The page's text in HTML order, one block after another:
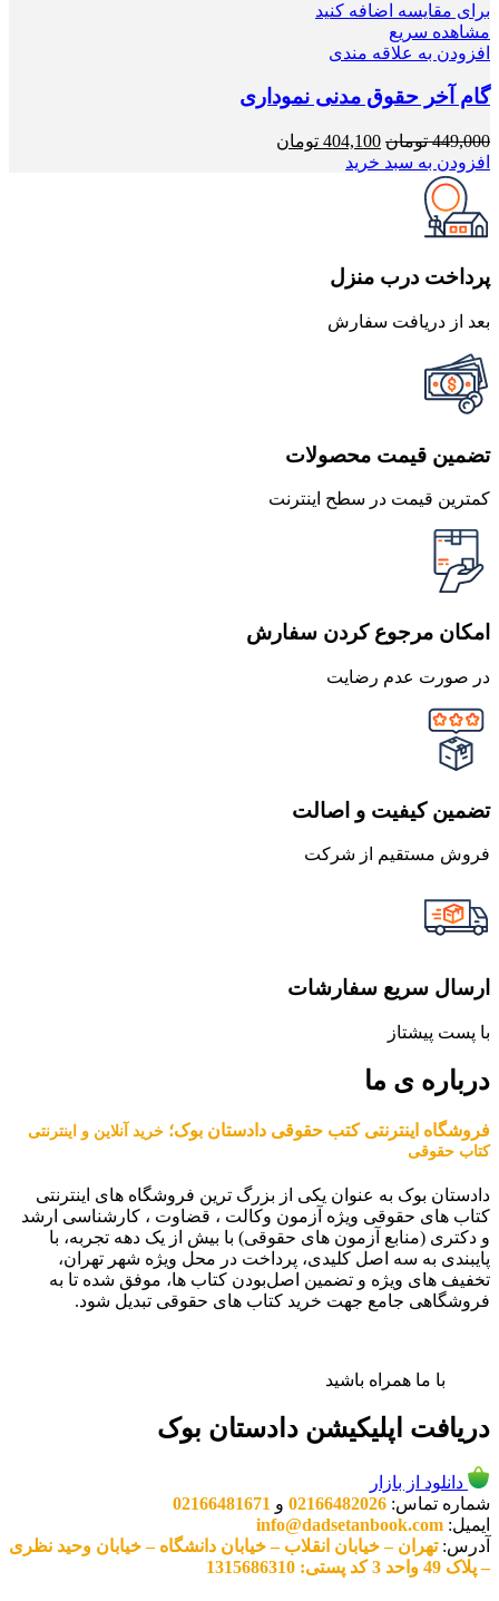
برای مقایسه اضافه کنید
مشاهده سریع
افزودن به علاقه مندی
گام آخر حقوق مدنی نموداری
449,000 تومان قیمت
اصلی
404,100 تومان
افزودن به سبد خرید
پرداخت درب منزل
بعد از دریافت سفارش
تضمین قیمت محصولات
کمترین قیمت در سطح اینترنت
امکان مرجوع کردن سفارش
در صورت عدم رضایت
تضمین کیفیت و اصالت
فروش مستقیم از شرکت
ارسال سریع سفارشات
با پست پیشتاز
درباره ی ما
فروشگاه اینترنتی کتب حقوقی دادستان بوک؛ خرید آنلاین و اینترنتی
کتاب حقوقی
دادستان بوک به عنوان یکی از بزرگ ترین فروشگاه های اینترنتی
کتاب های حقوقی ویژه آزمون وکالت ، قضاوت ، کارشناسی ارشد
و دکتری (منابع آزمون های حقوقی) با بیش از یک دهه تجربه، با
پایبندی به سه اصل کلیدی، پرداخت در محل ویژه شهر تهران،
تخفیف های ویژه و تضمین اصل‌بودن کتاب ها، موفق شده تا به
فروشگاهی جامع جهت خرید کتاب های حقوقی تبدیل شود.
با ما همراه باشید
دریافت اپلیکیشن دادستان بوک
دانلود از بازار
شماره تماس: 02166482026 و 02166481671
ایمیل: info@dadsetanbook.com
آدرس:تهران – خیابان انقلاب – خیابان دانشگاه – خیابان وحید نظری
– پلاک 49 واحد 3 کد پستی: 1315686310